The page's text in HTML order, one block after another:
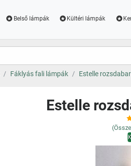
Belső lámpák Kültéri lámpák
Fáklyás fali lámpák Estelle
Estelle